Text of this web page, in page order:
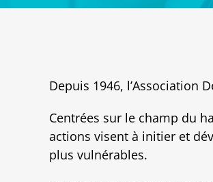
Depuis 1946, l’Association
Centrées sur le champ du
actions visent à initier et
plus vulnérables.